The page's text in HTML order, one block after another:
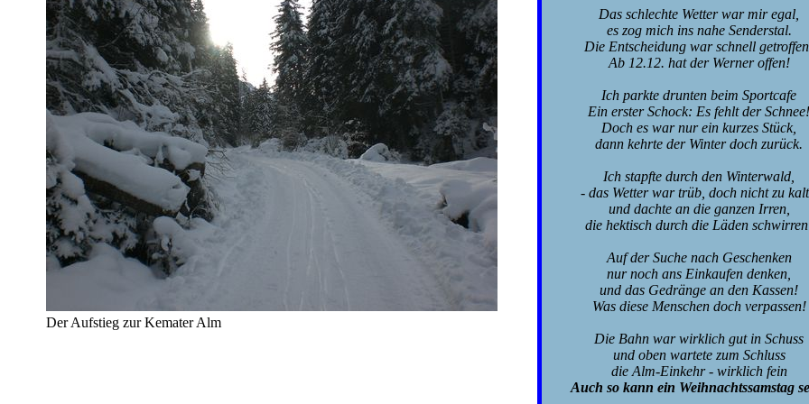
Der Aufstieg zur Kemater Alm
Das schlechte Wetter war mir egal,
es zog mich ins nahe Senderstal.
Die Entscheidung war schnell
Ab 12.12. hat der Werner offen!
Ich parkte drunten beim Sportcafe
Ein erster Schock: Es fehlt der Schnee!
Doch es war nur ein kurzes Stück,
dann kehrte der Winter doch zurück.
Ich stapfte durch den Winterwald,
- das Wetter war trüb, doch nicht zu
und dachte an die ganzen Irren,
die hektisch durch die Läden
Auf der Suche nach Geschenken
nur noch ans Einkaufen denken,
und das Gedränge an den Kassen!
Was diese Menschen doch verpassen!
Die Bahn war wirklich gut in Schuss
und oben wartete zum Schluss
die Alm-Einkehr - wirklich fein
Auch so kann ein Weihnachtssamstag